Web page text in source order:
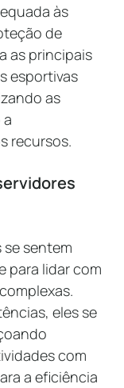
às
de
as principais
esportivas
as
recursos.
sentem
para lidar com
eles se
com
a eficiência